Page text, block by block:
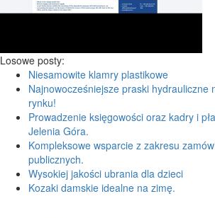
Losowe posty:
Niesamowite klamry plastikowe
Najnowocześniejsze praski hydrauliczne
rynku!
Prowadzenie księgowości oraz kadry i
Jelenia Góra.
Kompleksowe wsparcie z zakresu
publicznych.
Wysokiej jakości ubrania dla dzieci
Kozaki damskie idealne na zimę.